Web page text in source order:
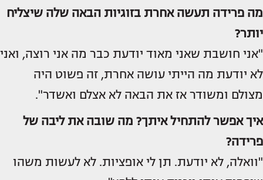
מה פרידה תעשה אחרת בזוגיות הבאה שלה שיצליח
יותר?
"אני חושבת שאני מאוד יודעת כבר מה אני רוצה, ואני
לא יודעת מה הייתי עושה אחרת, זה פשוט היה
מצולם ומשודר אז את הבאה לא אצלם ואשדר".
איך אפשר להתחיל איתך? מה שובה את ליבה של
פרידה?
"וואלה, לא יודעת. תן לי אופציות. לא לעשות משהו